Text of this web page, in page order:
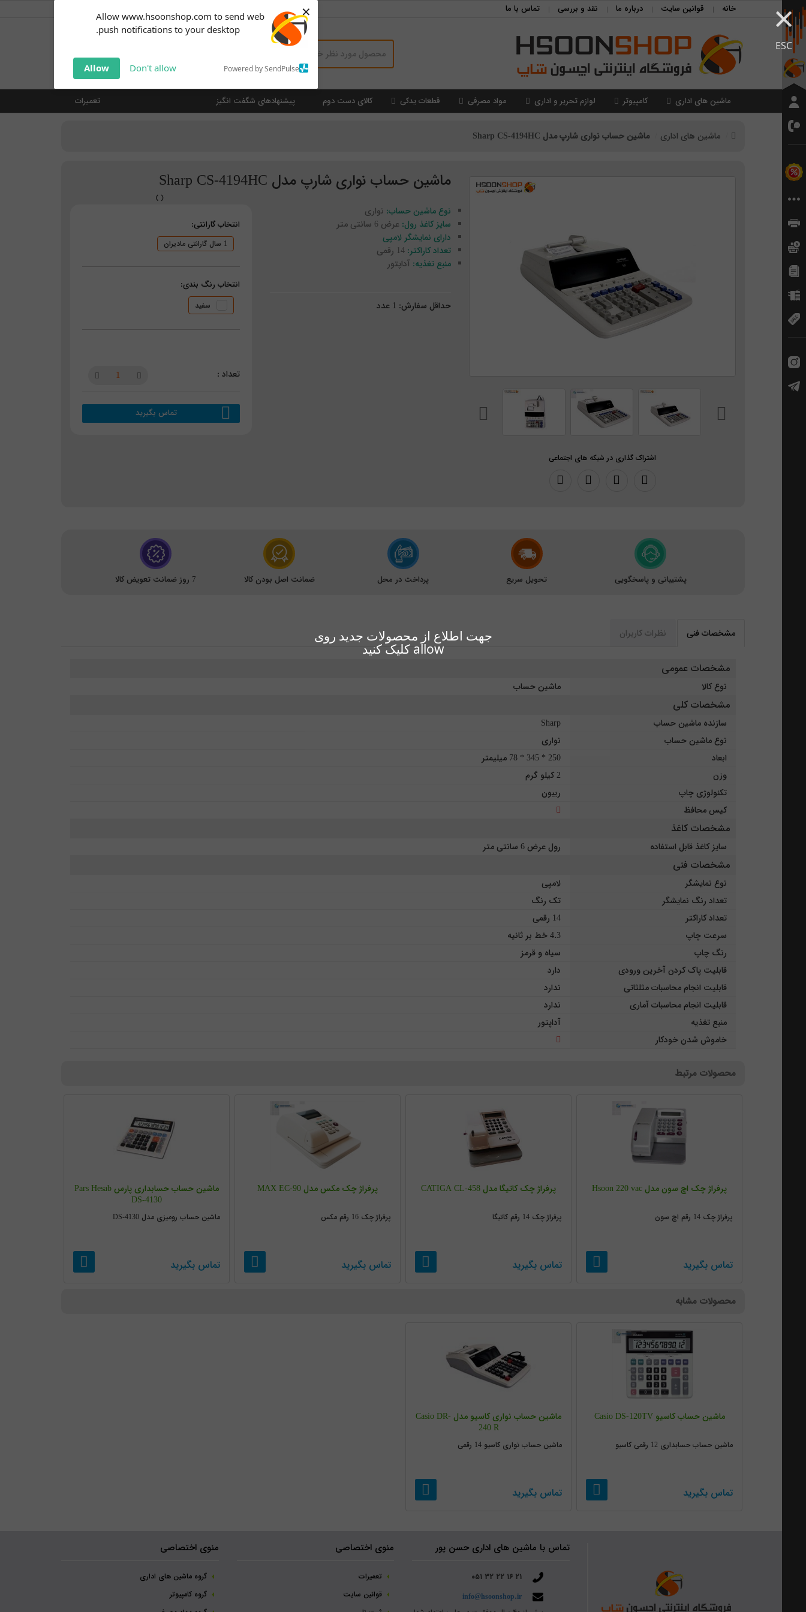
Allow www.hsoonshop.com to send web
push notifications to your desktop.
Powered by SendPulse
Don't allow
Allow
× ×
ESC
جهت اطلاع از محصولات جدید روی
allow کلیک کنید
notifications!
Click the bell icon to enable
خانه قوانین سایت درباره ما نقد و بررسی تماس با ما
ماشین های اداری کامپیوتر لوازم تحریر و اداری مواد مصرفی قطعات یدکی کالای دست دوم پیشنهادهای شگفت انگیز تعمیرات
ماشین های اداری ماشین حساب نواری شارپ مدل Sharp CS-4194HC
اشتراک گذاری در شبکه های اجتماعی
ماشین حساب نواری شارپ مدل Sharp CS-4194HC
نوع ماشین حساب: نواری
سایز کاغذ رول: عرض 6 سانتی متر
دارای نمایشگر لامپی
تعداد کاراکتر:
منبع تغذیه: آداپتور
حداقل سفارش: 1 عدد
انتخاب گارانتی:
1 سال گارانتی مادیران
انتخاب رنگ بندی:
سفید
تماس بگیرید
پشتیبانی و پاسخگویی تحویل سریع پرداخت در محل ضمانت اصل بودن کالا 7 روز ضمانت تعویض کالا
مشخصات فنی نظرات کاربران
مشخصات عمومی
نوع کالا ماشین حساب
مشخصات کلی
سازنده ماشین حساب
Sharp
نوع ماشین حساب
نواری
ابعاد
250 * 345 * 78 میلیمتر
وزن
2 کیلو گرم
تکنولوژی چاپ
ریبون
کیس محافظ
مشخصات کاغذ
سایز کاغذ قابل استفاده رول عرض 6 سانتی متر
مشخصات فنی
نوع نمایشگر
لامپی
تعداد رنگ نمایشگر
تک رنگ
تعداد کاراکتر
14 رقمی
سرعت چاپ
4.3 خط بر ثانیه
رنگ چاپ
سیاه و قرمز
قابلیت پاک کردن آخرین ورودی
دارد
قابلیت انجام محاسبات مثلثاتی
ندارد
قابلیت انجام محاسبات آماری
ندارد
منبع تغذیه
آداپتور
خاموش شدن خودکار
محصولات مرتبط
پرفراژ چک اچ سون مدل Hsoon 220 vac
پرفراژ چک 14 رقم اچ سون
تماس بگیرید
پرفراژ چک کاتیگا مدل CATIGA CL-458
پرفراژ چک 14 رقم کاتیگا
تماس بگیرید
پرفراژ چک مکس مدل MAX EC-90
پرفراژ چک 16 رقم مکس
تماس بگیرید
ماشین حساب حسابداری پارس Pars Hesab
DS-4130
ماشین حساب رومیزی مدل DS-4130
تماس بگیرید
محصولات مشابه
ماشین حساب کاسیو Casio DS-120TV
ماشین حساب حسابداری 12 رقمی کاسیو
تماس بگیرید
ماشین حساب نواری کاسیو مدل Casio DR-
240 R
ماشین حساب نواری کاسیو 14 رقمی
تماس بگیرید
منوی اختصاصی
گروه ماشین های اداری
گروه کامپیوتر
تماس با ماشین های اداری حسن پور
۰۵۱ ۳۲ ۲۲ ۱۶ ۲۱
info@hsoonshop.ir
منوی اختصاصی
تعمیرات
قوانین سایت